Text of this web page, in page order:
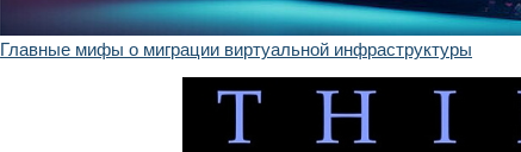
Главные мифы о миграции виртуальной инфраструктуры